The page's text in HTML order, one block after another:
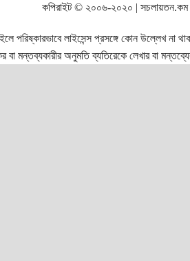
কপিরাইট © ২০০৬-২০২০ | সচলায়তন.কম
পরিষ্কারভাবে লাইসেন্স প্রসঙ্গে কোন উল্লেখ না
বা মন্তব্যকারীর অনুমতি ব্যতিরেকে লেখার বা